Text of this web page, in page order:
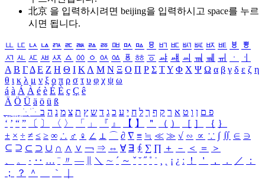
北京 을 입력하시려면 beijing을 입력하시고 space를 누르
시면 됩니다.
ㅥ ㅦ ㅧ ㅨ ㅩ ㅪ ㅫ ㅬ ㅭ ㅮ ㅯ ㅰ ㅱ ㅲ ㅳ ㅴ ㅵ ㅶ ㅷ ㅸ
ㅹ
ㅺ ㅻ ㅼ ㅽ ㅾ ㅿ ㆀ ㆁ ㆂ ㆃ ㆄ ㆅ ㆆ ㆇ ㆈ ㆉ ㆊ ㆋ ㆌ ㆍ
ㆎ
Α Β ΓΔ Ε Ζ Η Θ Ι ΚΛ Μ Ν Ξ Ο Π Ρ Σ ΤΥ Φ Χ Ψ Ω α β γ δ ε ζ η
θ ι κ λ μ ν ξ ο π ρ σ τ υ φ χ ψ ω
á à Á À é è É È ç Ç ê
Ä Ö Ü ä ö ü ß
ִֶֹ ֻּ ׁׂ פ ם ן ו ט א ר ק ף ך ל ח י ע כ ג ד ש ץ ת צ מ נ ה ב
‘ ’ “ ” 〔 〕 〈 〉 「 」 『 』 【 】 ＂ （ ） ［ ］ ｛ ｝
± × ÷ ≠ ≤ ≥ ∞ ∴ ♂ ♀ ∠ ⊥ ⌒ ∂ ∇ ≡ ≒ ≪ ≫ √ ∽ ∝ ∵ ∫ ∬ ∈ ∋
⊆ ⊇ ⊂ ⊃ ∪ ∩ ∧ ∨ ￢ ⇒ ⇔ ∀ ∃ ∮ ∑ ∏ ＋ － ＜ ＝
＞
、
。 · ‥ … ¨ 〃 ― ＼ ∼ ´ ～ ˇ ˘ ˝ ˚ ˙ ¸ ¡ ¿ ː ！ ＇ ， ． ／
：
；
？ ＾ ｀